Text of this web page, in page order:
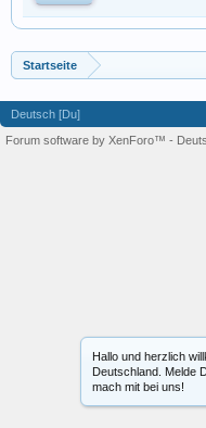
Hallo und herzlich
Deutschland. Melde
mach mit bei uns!
Startseite
Deutsch [Du]
Forum software by XenForo™ -